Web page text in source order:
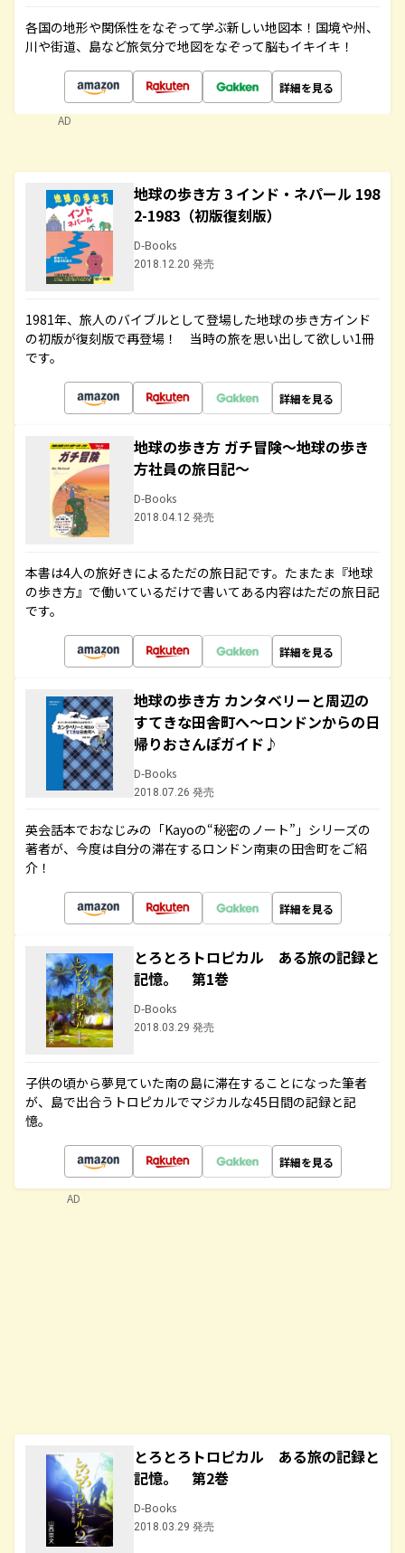
各国の地形や関係性をなぞって学ぶ新しい地図本！国境や州、
川や街道、島など旅気分で地図をなぞって脳もイキイキ！
詳細を見る
AD
地球の歩き方 3 インド・ネパール 198
2-1983（初版復刻版）
D-Books
2018.12.20 発売
1981年、旅人のバイブルとして登場した地球の歩き方インド
の初版が復刻版で再登場！ 当時の旅を思い出して欲しい1冊
です。
詳細を見る
地球の歩き方 ガチ冒険～地球の歩き
方社員の旅日記～
D-Books
2018.04.12 発売
本書は4人の旅好きによるただの旅日記です。たまたま『地球
の歩き方』で働いているだけで書いてある内容はただの旅日記
です。
詳細を見る
地球の歩き方 カンタベリーと周辺の
すてきな田舎町へ～ロンドンからの日
帰りおさんぽガイド♪
D-Books
2018.07.26 発売
英会話本でおなじみの「Kayoの“秘密のノート”」シリーズの
著者が、今度は自分の滞在するロンドン南東の田舎町をご紹
介！
詳細を見る
とろとろトロピカル ある旅の記録と
記憶。 第1巻
D-Books
2018.03.29 発売
子供の頃から夢見ていた南の島に滞在することになった筆者
が、島で出合うトロピカルでマジカルな45日間の記録と記
憶。
詳細を見る
とろとろトロピカル ある旅の記録と
記憶。 第2巻
D-Books
2018.03.29 発売
AD